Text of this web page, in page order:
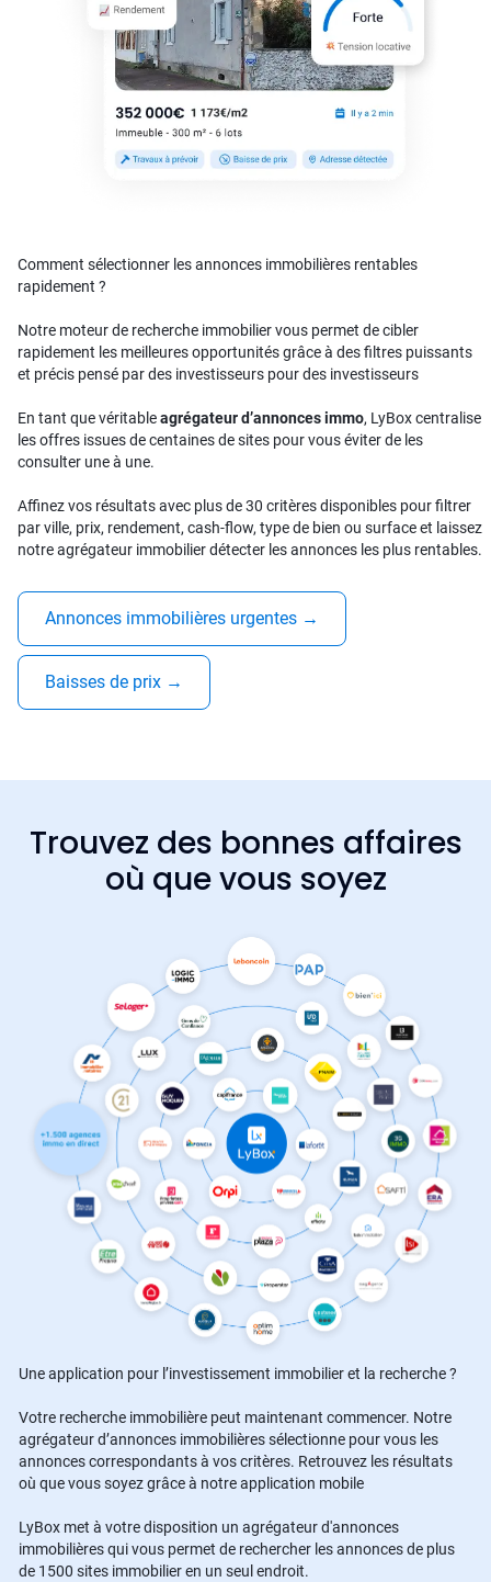
Comment sélectionner les annonces immobilières rentables
rapidement ?
Notre moteur de recherche immobilier vous permet de cibler
rapidement les meilleures opportunités grâce à des filtres puissants
et précis pensé par des investisseurs pour des investisseurs
En tant que véritableagrégateur d’annonces immo, LyBox centralise
les offres issues de centaines de sites pour vous éviter de les
consulter une à une.
Affinez vos résultats avec plus de 30 critères disponibles pour filtrer
par ville, prix, rendement, cash-flow, type de bien ou surface et laissez
notre agrégateur immobilier détecter les annonces les plus rentables.
Annonces immobilières urgentes →
Baisses de prix →
Trouvez des bonnes affaires
où que vous soyez
Une application pour l’investissement immobilier et la recherche ?
Votre recherche immobilière peut maintenant commencer. Notre
agrégateur d’annonces immobilières sélectionne pour vous les
annonces correspondants à vos critères. Retrouvez les résultats
où que vous soyez grâce à notre application mobile
LyBox met à votre disposition un agrégateur d'annonces
immobilières qui vous permet de rechercher les annonces de plus
de 1500 sites immobilier en un seul endroit.